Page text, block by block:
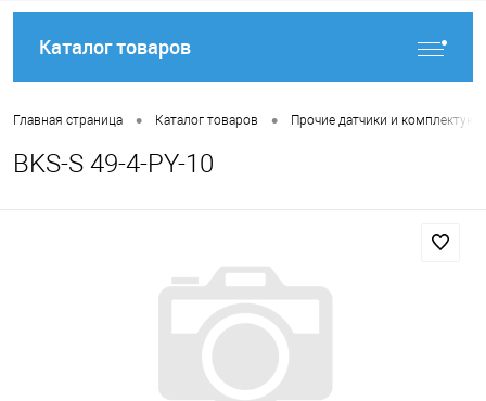
Каталог товаров
Главная страница • Каталог товаров • Прочие датчики и
BKS-S 49-4-PY-10